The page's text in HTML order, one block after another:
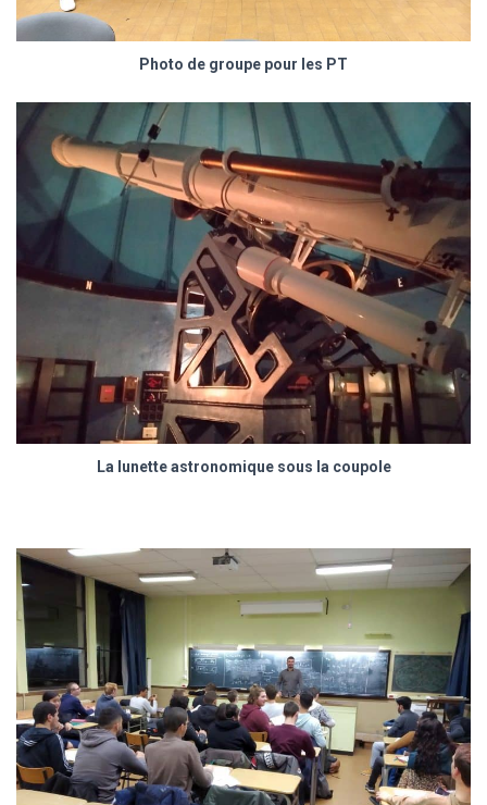
Photo de groupe pour les PT
La lunette astronomique sous la coupole